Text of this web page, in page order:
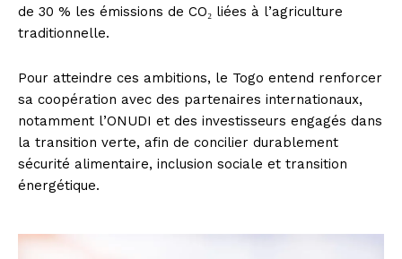
de 30 % les émissions de CO₂ liées à l’agriculture
traditionnelle.
Pour atteindre ces ambitions, le Togo entend renforcer
sa coopération avec des partenaires internationaux,
notamment l’ONUDI et des investisseurs engagés dans
la transition verte, afin de concilier durablement
sécurité alimentaire, inclusion sociale et transition
énergétique.